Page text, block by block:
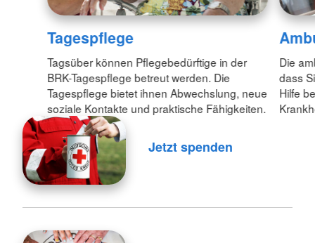
Tagespflege
Tagsüber können Pflegebedürftige in der
BRK-Tagespflege betreut werden. Die
Tagespflege bietet ihnen Abwechslung, neue
soziale Kontakte und praktische Fähigkeiten.
Die
dass
Hilfe
Jetzt spenden